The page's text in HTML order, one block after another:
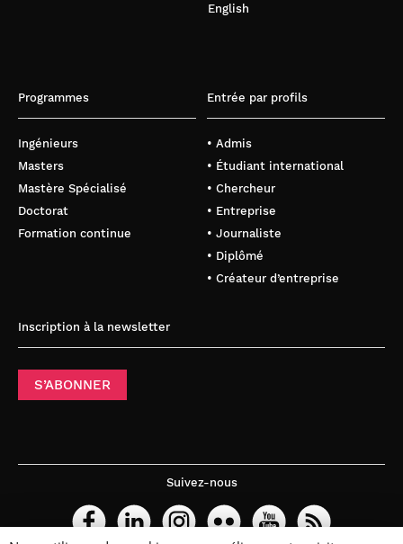
English
Programmes
Ingénieurs
Masters
Mastère Spécialisé
Doctorat
Formation continue
Entrée par profils
• Admis
• Étudiant international
• Chercheur
• Entreprise
• Journaliste
• Diplômé
• Créateur d’entreprise
Inscription à la newsletter
S’ABONNER
Suivez-nous